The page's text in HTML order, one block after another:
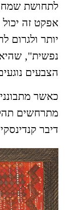
לתחושת
אפקט זה
יותר ולגרום
נפשית",
הצבעים
כאשר
מתרחשים
דיבר